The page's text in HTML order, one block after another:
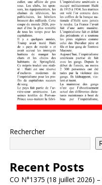
Rechercher
Recent Posts
CO N°1375 (18 juillet 2026)